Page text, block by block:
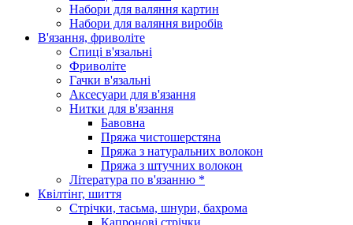
Набори для валяння картин
Набори для валяння виробів
В'язання, фриволіте
Спиці в'язальні
Фриволіте
Гачки в'язальні
Аксесуари для в'язання
Нитки для в'язання
Бавовна
Пряжа чистошерстяна
Пряжа з натуральних волокон
Пряжа з штучних волокон
Література по в'язанню *
Квілтінг, шиття
Стрічки, тасьма, шнури, бахрома
Капронові стрічки